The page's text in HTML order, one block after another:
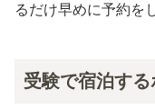
るだけ早めに予約を
受験で宿泊する